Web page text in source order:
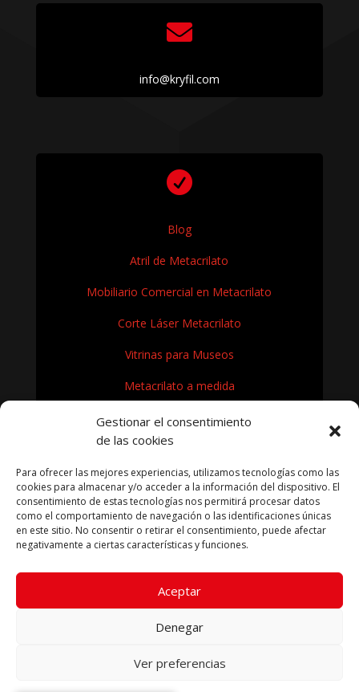
Gestionar el consentimiento
de las cookies
Para ofrecer las mejores experiencias, utilizamos tecnologías como las
cookies para almacenar y/o acceder a la información del dispositivo. El
consentimiento de estas tecnologías nos permitirá procesar datos
como el comportamiento de navegación o las identificaciones únicas
en este sitio. No consentir o retirar el consentimiento, puede afectar
negativamente a ciertas características y funciones.
Aceptar
Denegar
Ver preferencias

info@kryfil.com

Blog
Atril de Metacrilato
Mobiliario Comercial en Metacrilato
Corte Láser Metacrilato
Vitrinas para Museos
Metacrilato a medida
Rótulos en Metacrilato
Expositores de metacrilato para museos
¿Cómo se fabrica el metacrilato?
KRYFIL METACRILATO SL 2026
Política de privacidad